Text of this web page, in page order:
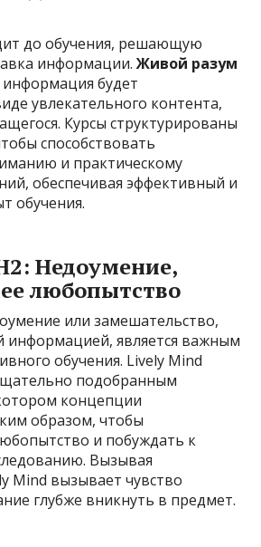
до обучения, решающую
информации.Живой разум
информация будет
увлекательного контента,
Курсы структурированы
способствовать
и практическому
обеспечивая эффективный и
обучения.
Недоумение,
любопытство
или замешательство,
информацией, является важным
обучения. Lively Mind
подобранным
концепции
образом, чтобы
и побуждать к
Вызывая
Mind вызывает чувство
глубже вникнуть в предмет.